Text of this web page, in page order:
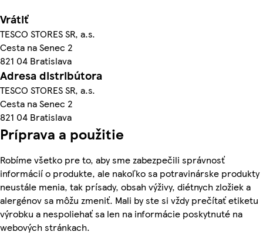
Vrátiť
TESCO STORES SR, a.s.
Cesta na Senec 2
821 04 Bratislava
Adresa distribútora
TESCO STORES SR, a.s.
Cesta na Senec 2
821 04 Bratislava
Príprava a použitie
Robíme všetko pre to, aby sme zabezpečili správnosť
informácií o produkte, ale nakoľko sa potravinárske produkty
neustále menia, tak prísady, obsah výživy, diétnych zložiek a
alergénov sa môžu zmeniť. Mali by ste si vždy prečítať etiketu
výrobku a nespoliehať sa len na informácie poskytnuté na
webových stránkach.